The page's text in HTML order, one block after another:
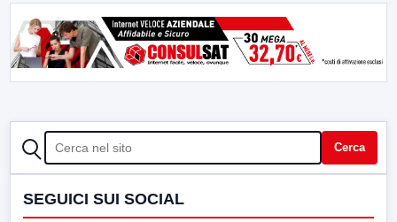
CERCA Cerca
SEGUICI SUI SOCIAL